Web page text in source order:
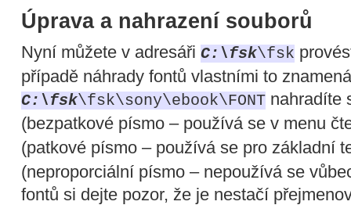
Úprava a nahrazení souborů
Nyní můžete v adresáři C:\fsk\fsk
případě náhrady fontů vlastními to
C:\fsk\fsk\sony\ebook\FONT nahradíte
(bezpatkové písmo – používá se v menu
(patkové písmo – používá se pro základní
(neproporciální písmo – nepoužívá se
fontů si dejte pozor, že je nestačí